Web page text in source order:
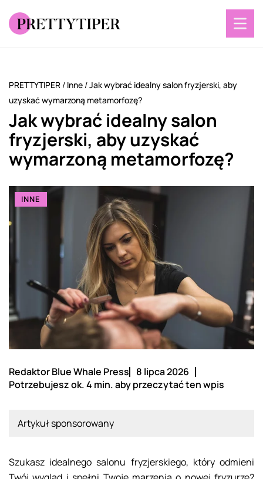
PRETTYTIPER / Inne /Jak wybrać idealny salon fryzjerski, aby
uzyskać wymarzoną metamorfozę?
Jak wybrać idealny salon
fryzjerski, aby uzyskać
wymarzoną metamorfozę?
INNE
Redaktor Blue Whale Press
8 lipca 2026
Potrzebujesz ok. 4 min. aby przeczytać ten wpis
Artykuł sponsorowany
Szukasz idealnego salonu fryzjerskiego, który odmieni